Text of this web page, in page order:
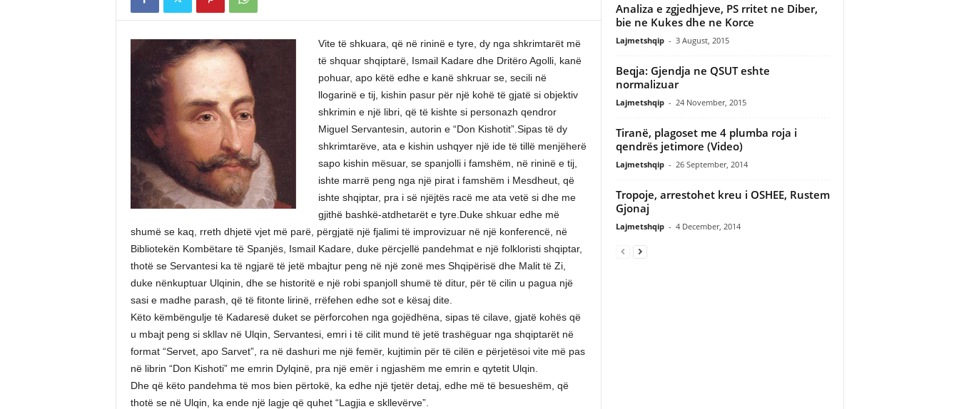
Vite të shkuara, që në rininë e tyre, dy nga shkrimtarët më
të shquar shqiptarë, Ismail Kadare dhe Dritëro Agolli, kanë
pohuar, apo këtë edhe e kanë shkruar se, secili në
llogarinë e tij, kishin pasur për një kohë të gjatë si objektiv
shkrimin e një libri, që të kishte si personazh qendror
Miguel Servantesin, autorin e “Don Kishotit”.Sipas të dy
shkrimtarëve, ata e kishin ushqyer një ide të tillë menjëherë
sapo kishin mësuar, se spanjolli i famshëm, në rininë e tij,
ishte marrë peng nga një pirat i famshëm i Mesdheut, që
ishte shqiptar, pra i së njëjtës racë me ata vetë si dhe me
gjithë bashkë-atdhetarët e tyre.Duke shkuar edhe më
shumë se kaq, rreth dhjetë vjet më parë, përgjatë një fjalimi të improvizuar në një konferencë, në
Bibliotekën Kombëtare të Spanjës, Ismail Kadare, duke përcjellë pandehmat e një folkloristi shqiptar,
thotë se Servantesi ka të ngjarë të jetë mbajtur peng në një zonë mes Shqipërisë dhe Malit të Zi,
duke nënkuptuar Ulqinin, dhe se historitë e një robi spanjoll shumë të ditur, për të cilin u pagua një
sasi e madhe parash, që të fitonte lirinë, rrëfehen edhe sot e kësaj dite.
Këto këmbëngulje të Kadaresë duket se përforcohen nga gojëdhëna, sipas të cilave, gjatë kohës që
u mbajt peng si skllav në Ulqin, Servantesi, emri i të cilit mund të jetë trashëguar nga shqiptarët në
format “Servet, apo Sarvet”, ra në dashuri me një femër, kujtimin për të cilën e përjetësoi vite më pas
në librin “Don Kishoti” me emrin Dylqinë, pra një emër i ngjashëm me emrin e qytetit Ulqin.
Dhe që këto pandehma të mos bien përtokë, ka edhe një tjetër detaj, edhe më të besueshëm, që
thotë se në Ulqin, ka ende një lagje që quhet “Lagjia e skllevërve”.
Analiza e zgjedhjeve, PS rritet ne Diber,
bie ne Kukes dhe ne Korce
Lajmetshqip - 3 August, 2015
Beqja: Gjendja ne QSUT eshte
normalizuar
Lajmetshqip - 24 November, 2015
Tiranë, plagoset me 4 plumba roja i
qendrës jetimore (Video)
Lajmetshqip - 26 September, 2014
Tropoje, arrestohet kreu i OSHEE, Rustem
Gjonaj
Lajmetshqip - 4 December, 2014